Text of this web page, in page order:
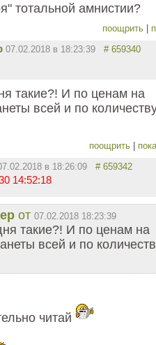
тотальной амнистии?
поощрить
07.02.2018 в 18:23:39 # 659340
такие?! И по ценам на
всей и по
поощрить
в 18:26:09 # 659342
14:52:18
от 07.02.2018 18:23:39
такие?! И по ценам на
всей и по
читай